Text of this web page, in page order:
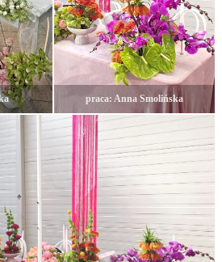
praca: Anna Smolińska